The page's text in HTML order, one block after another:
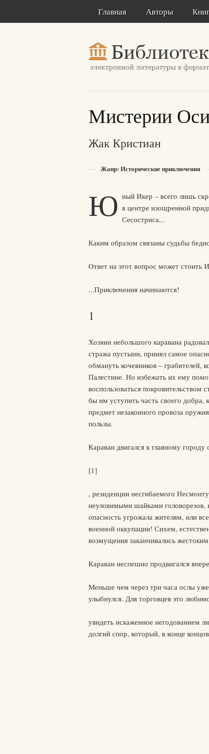
Главная Авторы
Мистерии
Жак Кристиан
Жанр: Исторические приключения
Ю ный Икер – всего лишь
в центре изощренной
Сесостриса...
Каким образом связаны судьбы
Ответ на этот вопрос может стоить
...Приключения начинаются!
1
Хозяин небольшого каравана
стража пустыни, принял самое
обмануть кочевников – грабителей,
Палестине. Но избежать их ему
воспользоваться
бы им уступить часть своего
предмет незаконного провоза
пользы.
Караван двигался к главному
[1]
, резиденции несгибаемого
неуловимыми шайками головорезов,
опасность угрожала жителям, или
военной оккупации! Сихем,
возмущения заканчивались
Караван неспешно продвигался
Меньше чем через три часа ослы
улыбнулся. Для торговцев это
увидеть искаженное негодованием
долгий спор, который, в конце